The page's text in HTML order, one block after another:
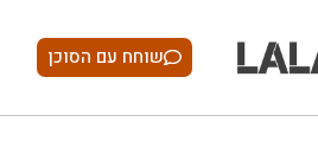
שוחח עם הסוכן